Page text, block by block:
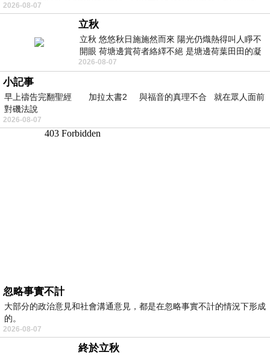
2026-08-07
立秋
立秋 悠悠秋日施施然而來 陽光仍熾熱得叫人睜不
開眼 荷塘邊賞荷者絡繹不絕 是塘邊荷葉田田的凝
望 風中飄逸的是映日荷花別樣紅
2026-08-07
小記事
早上禱告完翻聖經 加拉太書2 與福音的真理不合 就在眾人面前
對磯法說
2026-08-07
忽略事實不計
大部分的政治意見和社會溝通意見，都是在忽略事實不計的情況下形成
的。
2026-08-07
終於立秋